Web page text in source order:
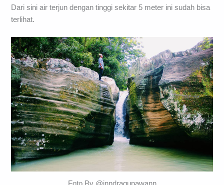
Dari sini air terjun dengan tinggi sekitar 5 meter ini sudah bisa
terlihat.
Foto By @inndragunawann